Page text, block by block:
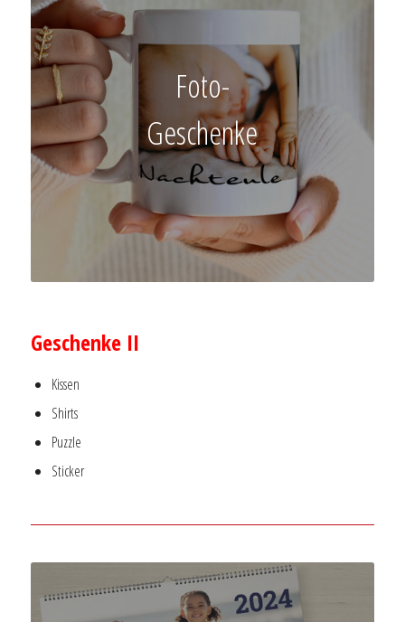
Foto-
Geschenke
Geschenke II
Kissen
Shirts
Puzzle
Sticker